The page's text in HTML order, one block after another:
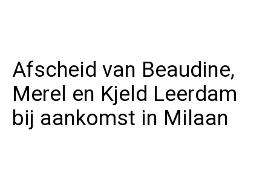
Afscheid van Beaudine,
Merel en Kjeld Leerdam
bij aankomst in Milaan